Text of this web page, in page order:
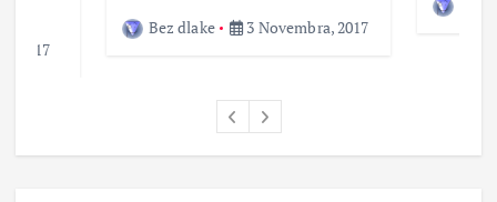
2017
Bez dlake 3 Novembra, 2017